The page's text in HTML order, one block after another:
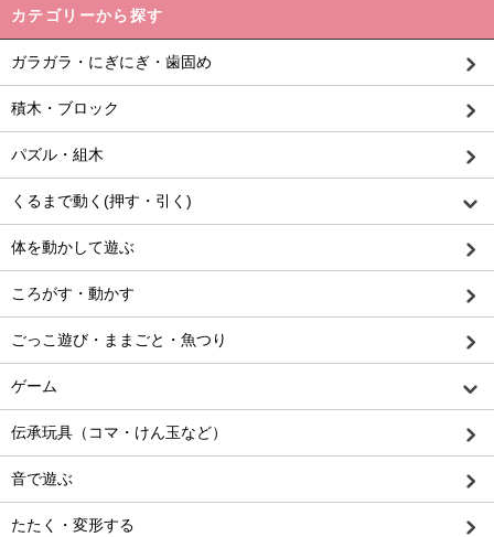
カテゴリーから探す
ガラガラ・にぎにぎ・歯固め
積木・ブロック
パズル・組木
くるまで動く(押す・引く)
体を動かして遊ぶ
ころがす・動かす
ごっこ遊び・ままごと・魚つり
ゲーム
伝承玩具（コマ・けん玉など）
音で遊ぶ
たたく・変形する